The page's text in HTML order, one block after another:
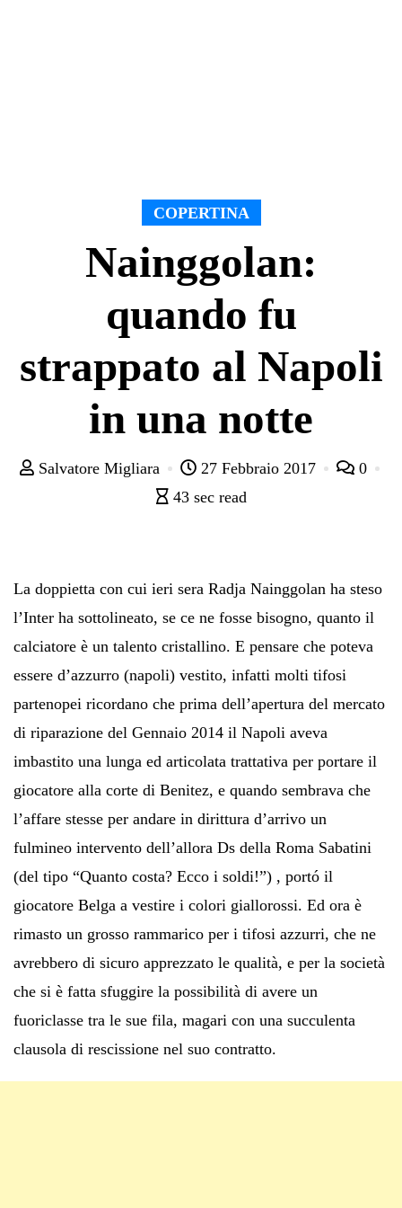
COPERTINA
Nainggolan:
quando fu
strappato al Napoli
in una notte
Salvatore Migliara 27 Febbraio 2017
0
43 sec read
La doppietta con cui ieri sera Radja Nainggolan ha steso
l’Inter ha sottolineato, se ce ne fosse bisogno, quanto il
calciatore è un talento cristallino. E pensare che poteva
essere d’azzurro (napoli) vestito, infatti molti tifosi
partenopei ricordano che prima dell’apertura del mercato
di riparazione del Gennaio 2014 il Napoli aveva
imbastito una lunga ed articolata trattativa per portare il
giocatore alla corte di Benitez, e quando sembrava che
l’affare stesse per andare in dirittura d’arrivo un
fulmineo intervento dell’allora Ds della Roma Sabatini
(del tipo “Quanto costa? Ecco i soldi!”) , portó il
giocatore Belga a vestire i colori giallorossi. Ed ora è
rimasto un grosso rammarico per i tifosi azzurri, che ne
avrebbero di sicuro apprezzato le qualità, e per la società
che si è fatta sfuggire la possibilità di avere un
fuoriclasse tra le sue fila, magari con una succulenta
clausola di rescissione nel suo contratto.